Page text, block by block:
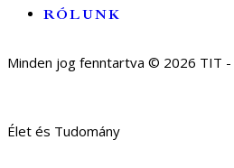
RÓLUNK
Minden jog fenntartva © 2026 TIT -
Élet és Tudomány